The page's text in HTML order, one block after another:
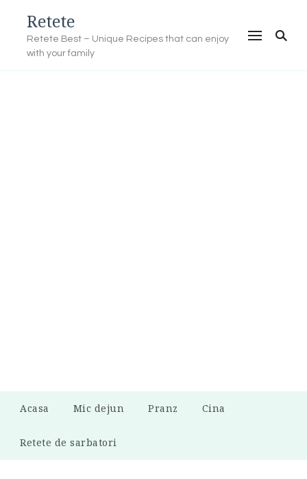
Retete
Retete Best – Unique Recipes that can enjoy
with your family
Acasa Mic dejun Pranz Cina
Retete de sarbatori